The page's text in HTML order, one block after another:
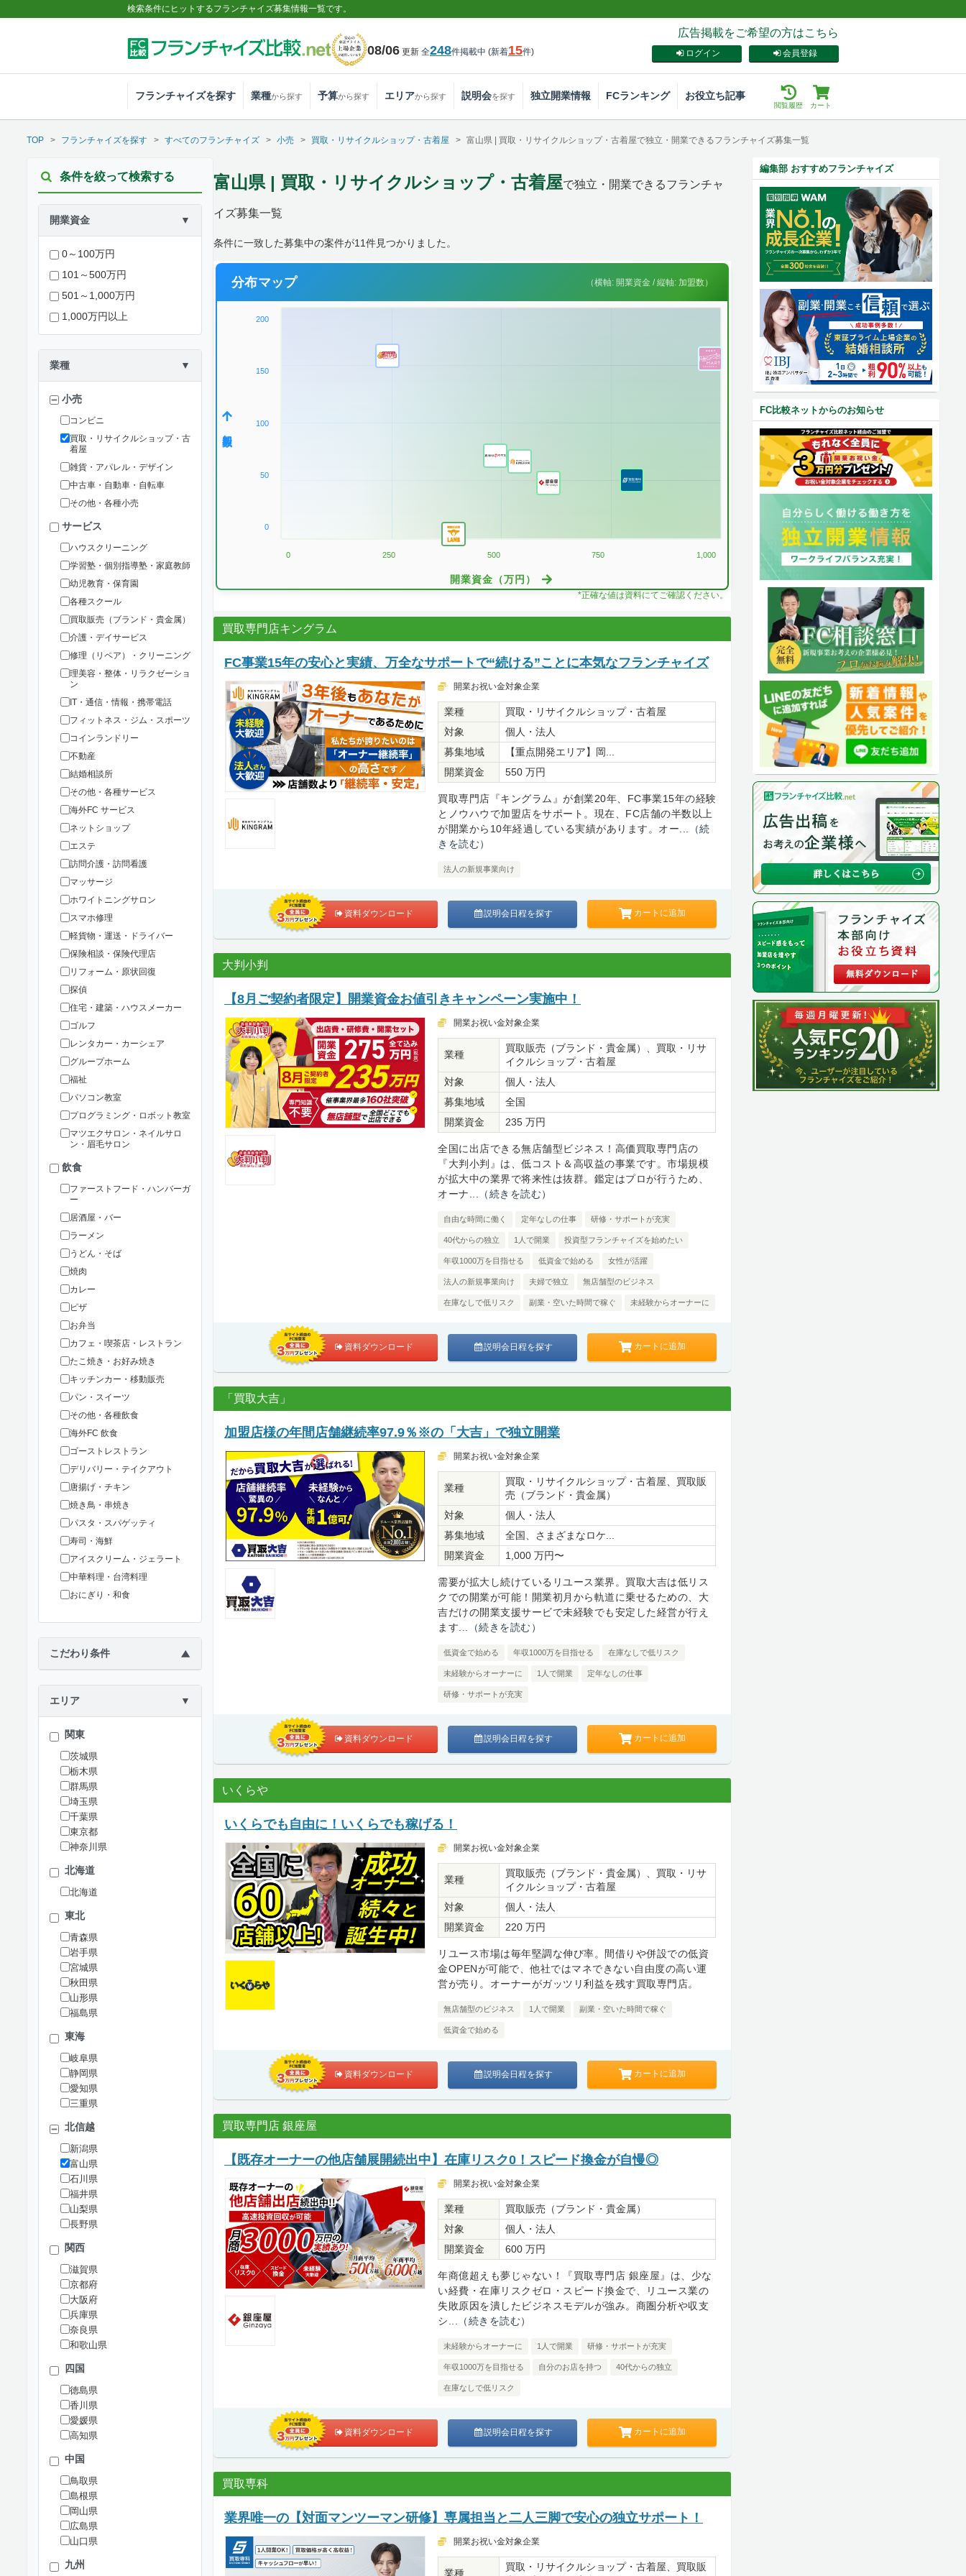
検索条件にヒットするフランチャイズ募集情報一覧です。
08/06 更新 全248件掲載中 (新着15件)
広告掲載をご希望の方はこちら
会員登録
ログイン
フランチャイズを探す 業種から探す 予算から探す エリアから探す 説明会を探す 独立開業情報 FCランキング お役立ち記事
カート
閲覧履歴
TOP フランチャイズを探す すべてのフランチャイズ 小売 買取・リサイクルショップ・古着屋 富山県 | 買取・リサイクルショップ・古着屋で独立・開業できるフランチャイズ募集一覧
条件を絞って検索する
開業資金 ▼
0～100万円
101～500万円
501～1,000万円
1,000万円以上
業種 ▼
小売
コンビニ
買取・リサイクルショップ・古
着屋
雑貨・アパレル・デザイン
中古車・自動車・自転車
その他・各種小売
サービス
ハウスクリーニング
学習塾・個別指導塾・家庭教師
幼児教育・保育園
各種スクール
買取販売（ブランド・貴金属）
介護・デイサービス
修理（リペア）・クリーニング
理美容・整体・リラクゼーショ
ン
IT・通信・情報・携帯電話
フィットネス・ジム・スポーツ
コインランドリー
不動産
結婚相談所
その他・各種サービス
海外FC サービス
ネットショップ
エステ
訪問介護・訪問看護
マッサージ
ホワイトニングサロン
スマホ修理
軽貨物・運送・ドライバー
保険相談・保険代理店
リフォーム・原状回復
探偵
住宅・建築・ハウスメーカー
ゴルフ
レンタカー・カーシェア
グループホーム
福祉
パソコン教室
プログラミング・ロボット教室
マツエクサロン・ネイルサロ
ン・眉毛サロン
飲食
ファーストフード・ハンバーガ
ー
居酒屋・バー
ラーメン
うどん・そば
焼肉
カレー
ピザ
お弁当
カフェ・喫茶店・レストラン
たこ焼き・お好み焼き
キッチンカー・移動販売
パン・スイーツ
その他・各種飲食
海外FC 飲食
ゴーストレストラン
デリバリー・テイクアウト
唐揚げ・チキン
焼き鳥・串焼き
パスタ・スパゲッティ
寿司・海鮮
アイスクリーム・ジェラート
中華料理・台湾料理
おにぎり・和食
こだわり条件 ▶
エリア ▼
関東
茨城県
栃木県
群馬県
埼玉県
千葉県
東京都
神奈川県
北海道
北海道
東北
青森県
岩手県
宮城県
秋田県
山形県
福島県
東海
岐阜県
静岡県
愛知県
三重県
北信越
新潟県
富山県
石川県
福井県
山梨県
長野県
関西
滋賀県
京都府
大阪府
兵庫県
奈良県
和歌山県
四国
徳島県
香川県
愛媛県
高知県
中国
鳥取県
島根県
岡山県
広島県
山口県
九州
富山県 | 買取・リサイクルショップ・古着屋で独立・開業できるフランチャ
イズ募集一覧
条件に一致した募集中の案件が11件見つかりました。
分布マップ （横軸: 開業資金 / 縦軸: 加盟数）
200
150
100
50
0
0 250 500 750 1,000
開業資金（万円）
*正確な値は資料にてご確認ください。
買取専門店キングラム
FC事業15年の安心と実績、万全なサポートで“続ける”ことに本気なフランチャイズ
開業お祝い金対象企業
業種
買取・リサイクルショップ・古着屋
対象
個人・法人
募集地域
【重点開発エリア】岡...
開業資金
550 万円
買取専門店『キングラム』が創業20年、FC事業15年の経験
とノウハウで加盟店をサポート。現在、FC店舗の半数以上
が開業から10年経過している実績があります。オー...
（続
きを読む）
法人の新規事業向け
資料ダウンロード 説明会日程を探す カートに追加
大判小判
【8月ご契約者限定】開業資金お値引きキャンペーン実施中！
開業お祝い金対象企業
業種
買取販売（ブランド・貴金属）、買取・リサ
イクルショップ・古着屋
対象
個人・法人
募集地域
全国
開業資金
235 万円
全国に出店できる無店舗型ビジネス！高価買取専門店の
『大判小判』は、低コスト＆高収益の事業です。市場規模
が拡大中の業界で将来性は抜群。鑑定はプロが行うため、
オーナ...
（続きを読む）
自由な時間に働く 定年なしの仕事 研修・サポートが充実
40代からの独立 1人で開業 投資型フランチャイズを始めたい
年収1000万を目指せる 低資金で始める 女性が活躍
法人の新規事業向け 夫婦で独立 無店舗型のビジネス
在庫なしで低リスク 副業・空いた時間で稼ぐ 未経験からオーナーに
資料ダウンロード 説明会日程を探す カートに追加
「買取大吉」
加盟店様の年間店舗継続率97.9％※の「大吉」で独立開業
開業お祝い金対象企業
業種
買取・リサイクルショップ・古着屋、買取販
売（ブランド・貴金属）
対象
個人・法人
募集地域
全国、さまざまなロケ...
開業資金
1,000 万円〜
需要が拡大し続けているリユース業界。買取大吉は低リス
クでの開業が可能！開業初月から軌道に乗せるための、大
吉だけの開業支援サービで未経験でも安定した経営が行え
ます...
（続きを読む）
低資金で始める 年収1000万を目指せる 在庫なしで低リスク
未経験からオーナーに 1人で開業 定年なしの仕事
研修・サポートが充実
資料ダウンロード 説明会日程を探す カートに追加
いくらや
いくらでも自由に！いくらでも稼げる！
開業お祝い金対象企業
業種
買取販売（ブランド・貴金属）、買取・リサ
イクルショップ・古着屋
対象
個人・法人
開業資金
220 万円
リユース市場は毎年堅調な伸び率。間借りや併設での低資
金OPENが可能で、他社ではマネできない自由度の高い運
営が売り。オーナーがガッツリ利益を残す買取専門店。
無店舗型のビジネス 1人で開業 副業・空いた時間で稼ぐ
低資金で始める
資料ダウンロード 説明会日程を探す カートに追加
買取専門店 銀座屋
【既存オーナーの他店舗展開続出中】在庫リスク0！スピード換金が自慢◎
開業お祝い金対象企業
業種
買取販売（ブランド・貴金属）
対象
個人・法人
開業資金
600 万円
年商億超えも夢じゃない！『買取専門店 銀座屋』は、少な
い経費・在庫リスクゼロ・スピード換金で、リユース業の
失敗原因を潰したビジネスモデルが強み。商圏分析や収支
シ...
（続きを読む）
未経験からオーナーに 1人で開業 研修・サポートが充実
年収1000万を目指せる 自分のお店を持つ 40代からの独立
在庫なしで低リスク
資料ダウンロード 説明会日程を探す カートに追加
買取専科
業界唯一の【対面マンツーマン研修】専属担当と二人三脚で安心の独立サポート！
開業お祝い金対象企業
業種
買取・リサイクルショップ・古着屋、買取販
編集部 おすすめフランチャイズ
FC比較ネットからのお知らせ